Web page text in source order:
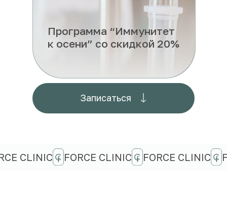
Программа “Иммунитет
к осени” со скидкой 20%
Записаться
CLINIC FORCE CLINIC FORCE CLINIC